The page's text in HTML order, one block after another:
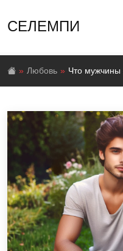
СЕЛЕМПИ
Любовь Что мужчины